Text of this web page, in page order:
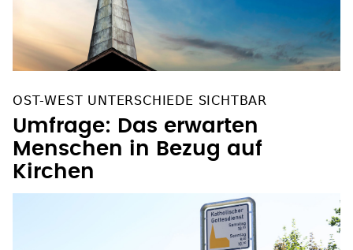
OST-WEST UNTERSCHIEDE SICHTBAR
Umfrage: Das erwarten
Menschen in Bezug auf
Kirchen